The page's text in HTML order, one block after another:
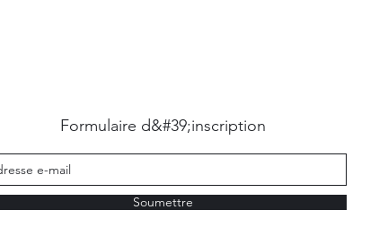
Formulaire d&#39;inscription
Soumettre